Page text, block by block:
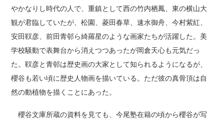
やかなりし時代の人で、重鎮として西の竹内栖鳳、東の横山大
観が君臨していたが、松園、菱田春草、速水御舟、今村紫紅、
安田靫彦、前田青邨ら綺羅星のような画家たちが活躍した。美
学校騒動で表舞台から消えつつあったが岡倉天心も元気だっ
た。靫彦と青邨は歴史画の大家として知られるようになるが、
櫻谷も若い頃に歴史人物画を描いている。ただ彼の真骨頂は自
然の動植物を描くことにあった。
櫻谷文庫所蔵の資料を見ても、今尾塾在籍の頃から櫻谷が写